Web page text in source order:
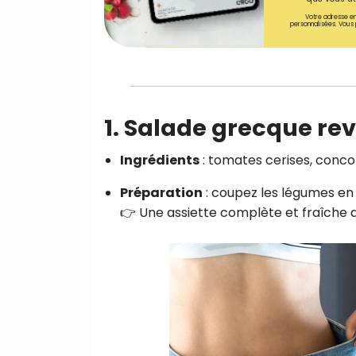
Votre adresse
personnalisées.
1. Salade grecque
Ingrédients: tomates cerises,
Préparation : coupez les légumes
👉 Une assiette complète et fraîche